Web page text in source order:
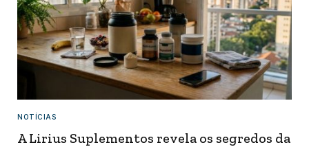
NOTÍCIAS
A Lirius Suplementos revela os segredos da